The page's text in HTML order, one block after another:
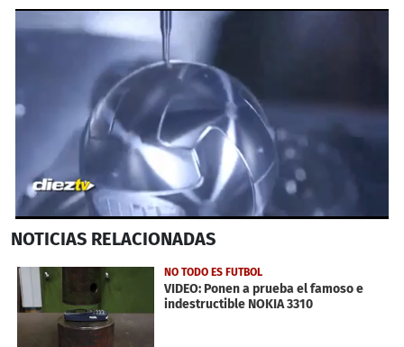
seconds
1
minute,
4
seconds
NOTICIAS RELACIONADAS
NO TODO ES FUTBOL
VIDEO: Ponen a prueba el famoso e
indestructible NOKIA 3310